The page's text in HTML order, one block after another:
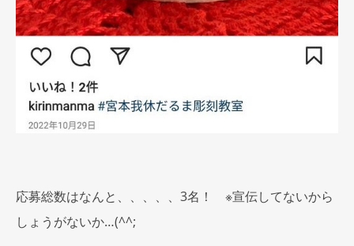
応募総数はなんと、、、、、3名！ ※宣伝してないから
しょうがないか…(^^;